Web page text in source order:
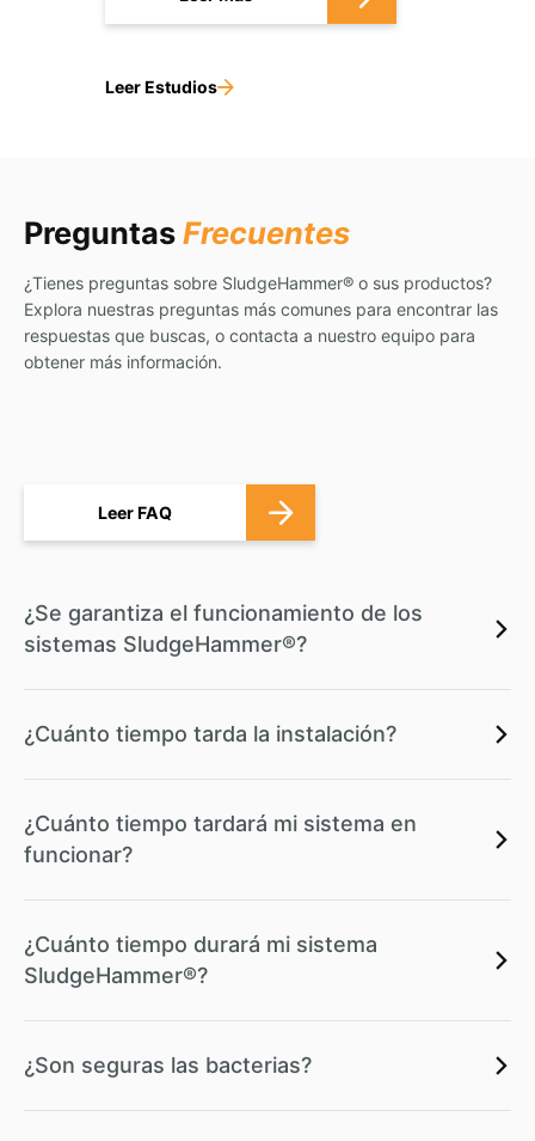
Leer Estudios
PreguntasFrecuentes
¿Tienes preguntas sobre SludgeHammer® o sus productos?
Explora nuestras preguntas más comunes para encontrar las
respuestas que buscas, o contacta a nuestro equipo para
obtener más información.
Leer FAQ
¿Se garantiza el funcionamiento de los
sistemas SludgeHammer®?
¿Cuánto tiempo tarda la instalación?
¿Cuánto tiempo tardará mi sistema en
funcionar?
¿Cuánto tiempo durará mi sistema
SludgeHammer®?
¿Son seguras las bacterias?